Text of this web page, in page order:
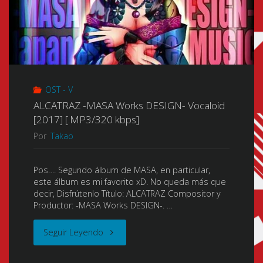
OST - V
ALCATRAZ -MASA Works DESIGN- Vocaloid
[2017] [.MP3/320 kbps]
Por Takao
Pos…. Segundo álbum de MASA, en particular,
este álbum es mi favorito xD. No queda más que
decir, Disfrútenlo Título: ALCATRAZ Compositor y
Productor: -MASA Works DESIGN-. …
Seguir Leyendo "ALCATRAZ